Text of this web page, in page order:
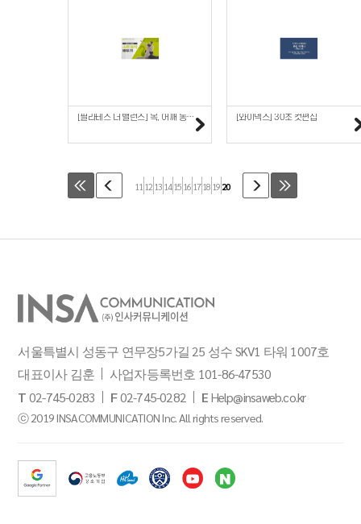
[필라테스 더 밸런스] 목, 어깨 동증에 효과적인 필라테.. [와이덱스] 30초 컷편집
11 12 13 14 15 16 1718 19 20
서울특별시 성동구 연무장5가길 25 성수 SKV1 타워 1007호
대표이사 김훈
사업자등록번호 101-86-47530
T02-745-0283 F02-745-0282 EHelp@insaweb.co.kr
ⓒ 2019 INSACOMMUNICATION Inc. All rights reserved.